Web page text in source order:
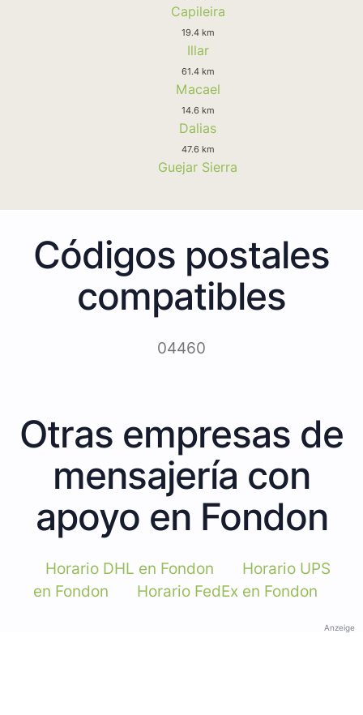
Capileira
19.4 km
Illar
61.4 km
Macael
14.6 km
Dalias
47.6 km
Guejar Sierra
Códigos postales
compatibles
04460
Otras empresas de
mensajería con
apoyo en Fondon
Horario DHL en Fondon
Horario UPS
en Fondon
Horario FedEx en Fondon
Anzeige